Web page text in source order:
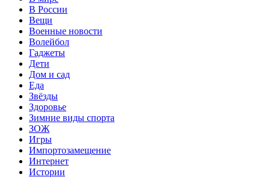
В России
Вещи
Военные новости
Волейбол
Гаджеты
Дети
Дом и сад
Еда
Звёзды
Здоровье
Зимние виды спорта
ЗОЖ
Игры
Импортозамещение
Интернет
Истории